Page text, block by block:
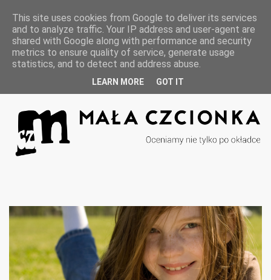
F
a
c
e
b
This site uses cookies from Google to deliver its services
and to analyze traffic. Your IP address and user-agent are
shared with Google along with performance and security
metrics to ensure quality of service, generate usage
statistics, and to detect and address abuse.
LEARN MORE GOT IT